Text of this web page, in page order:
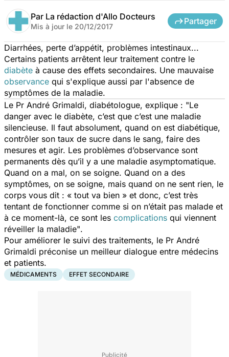
Par La rédaction d'Allo Docteurs
Mis à jour le 20/12/2017
Partager
Diarrhées, perte d’appétit, problèmes intestinaux...
Certains patients arrêtent leur traitement contre le
diabète à cause des effets secondaires. Une mauvaise
observance qui s'explique aussi par l'absence de
symptômes de la maladie.
Le Pr André Grimaldi, diabétologue, explique : "Le
danger avec le diabète, c’est que c’est une maladie
silencieuse. Il faut absolument, quand on est diabétique,
contrôler son taux de sucre dans le sang, faire des
mesures et agir. Les problèmes d’observance sont
permanents dès qu’il y a une maladie asymptomatique.
Quand on a mal, on se soigne. Quand on a des
symptômes, on se soigne, mais quand on ne sent rien, le
corps vous dit : « tout va bien » et donc, c’est très
tentant de fonctionner comme si on n’était pas malade et
à ce moment-là, ce sont les complications qui viennent
réveiller la maladie".
Pour améliorer le suivi des traitements, le Pr André
Grimaldi préconise un meilleur dialogue entre médecins
et patients.
MÉDICAMENTS EFFET SECONDAIRE